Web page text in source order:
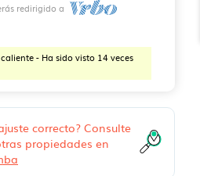
redirigido a
- Ha sido visto 14 veces
correcto? Consulte
propiedades en